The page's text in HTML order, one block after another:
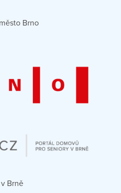
Brno
Brně